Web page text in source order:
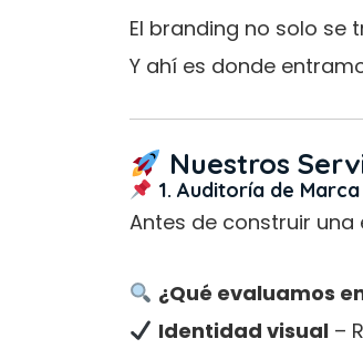
El branding no solo se
Y ahí es donde
Nuestros
1. Auditoría de
Antes de construir
¿Qué evaluamos
Identidad visual–